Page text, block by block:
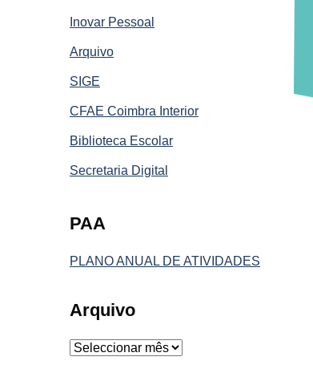
Inovar Pessoal
Arquivo
SIGE
CFAE Coimbra Interior
Biblioteca Escolar
Secretaria Digital
PAA
PLANO ANUAL DE ATIVIDADES
Arquivo
Arquivo